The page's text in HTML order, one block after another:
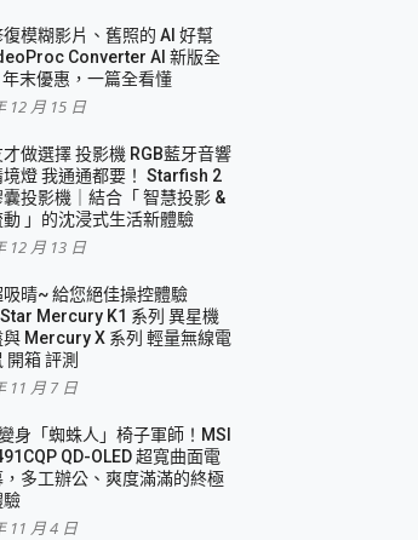
模糊影片、舊照的 AI 好幫
Converter AI 新版全
年末優惠，一篇全看懂
12 月 15 日
做選擇 投影機 RGB藍牙音響
境燈 我通通都要！ Starfish 2
投影機｜結合「 智慧投影 &
」的沈浸式生活新體驗
12 月 13 日
晴~ 給您絕佳操控體驗
Mercury K1 系列 異星機
Mercury X 系列 輕量無線電
開箱 評測
11 月 7 日
身「蜘蛛人」椅子軍師！MSI
QD-OLED 超寬曲面電
多工辦公、爽度滿滿的終極
驗
11 月 4 日